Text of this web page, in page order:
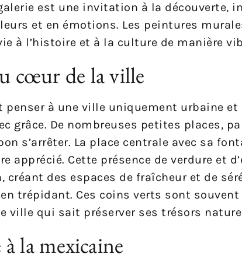
est une invitation à la découverte,
et en émotions. Les peintures
à l’histoire et à la culture de manière
cœur de la ville
penser à une ville uniquement urbaine et
grâce. De nombreuses petites places,
s’arrêter. La place centrale avec sa
apprécié. Cette présence de verdure et
des espaces de fraîcheur et de
trépidant. Ces coins verts sont souvent
ville qui sait préserver ses trésors
la mexicaine